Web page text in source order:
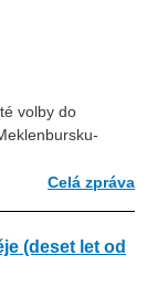
volby do
Celá zpráva
(deset let od